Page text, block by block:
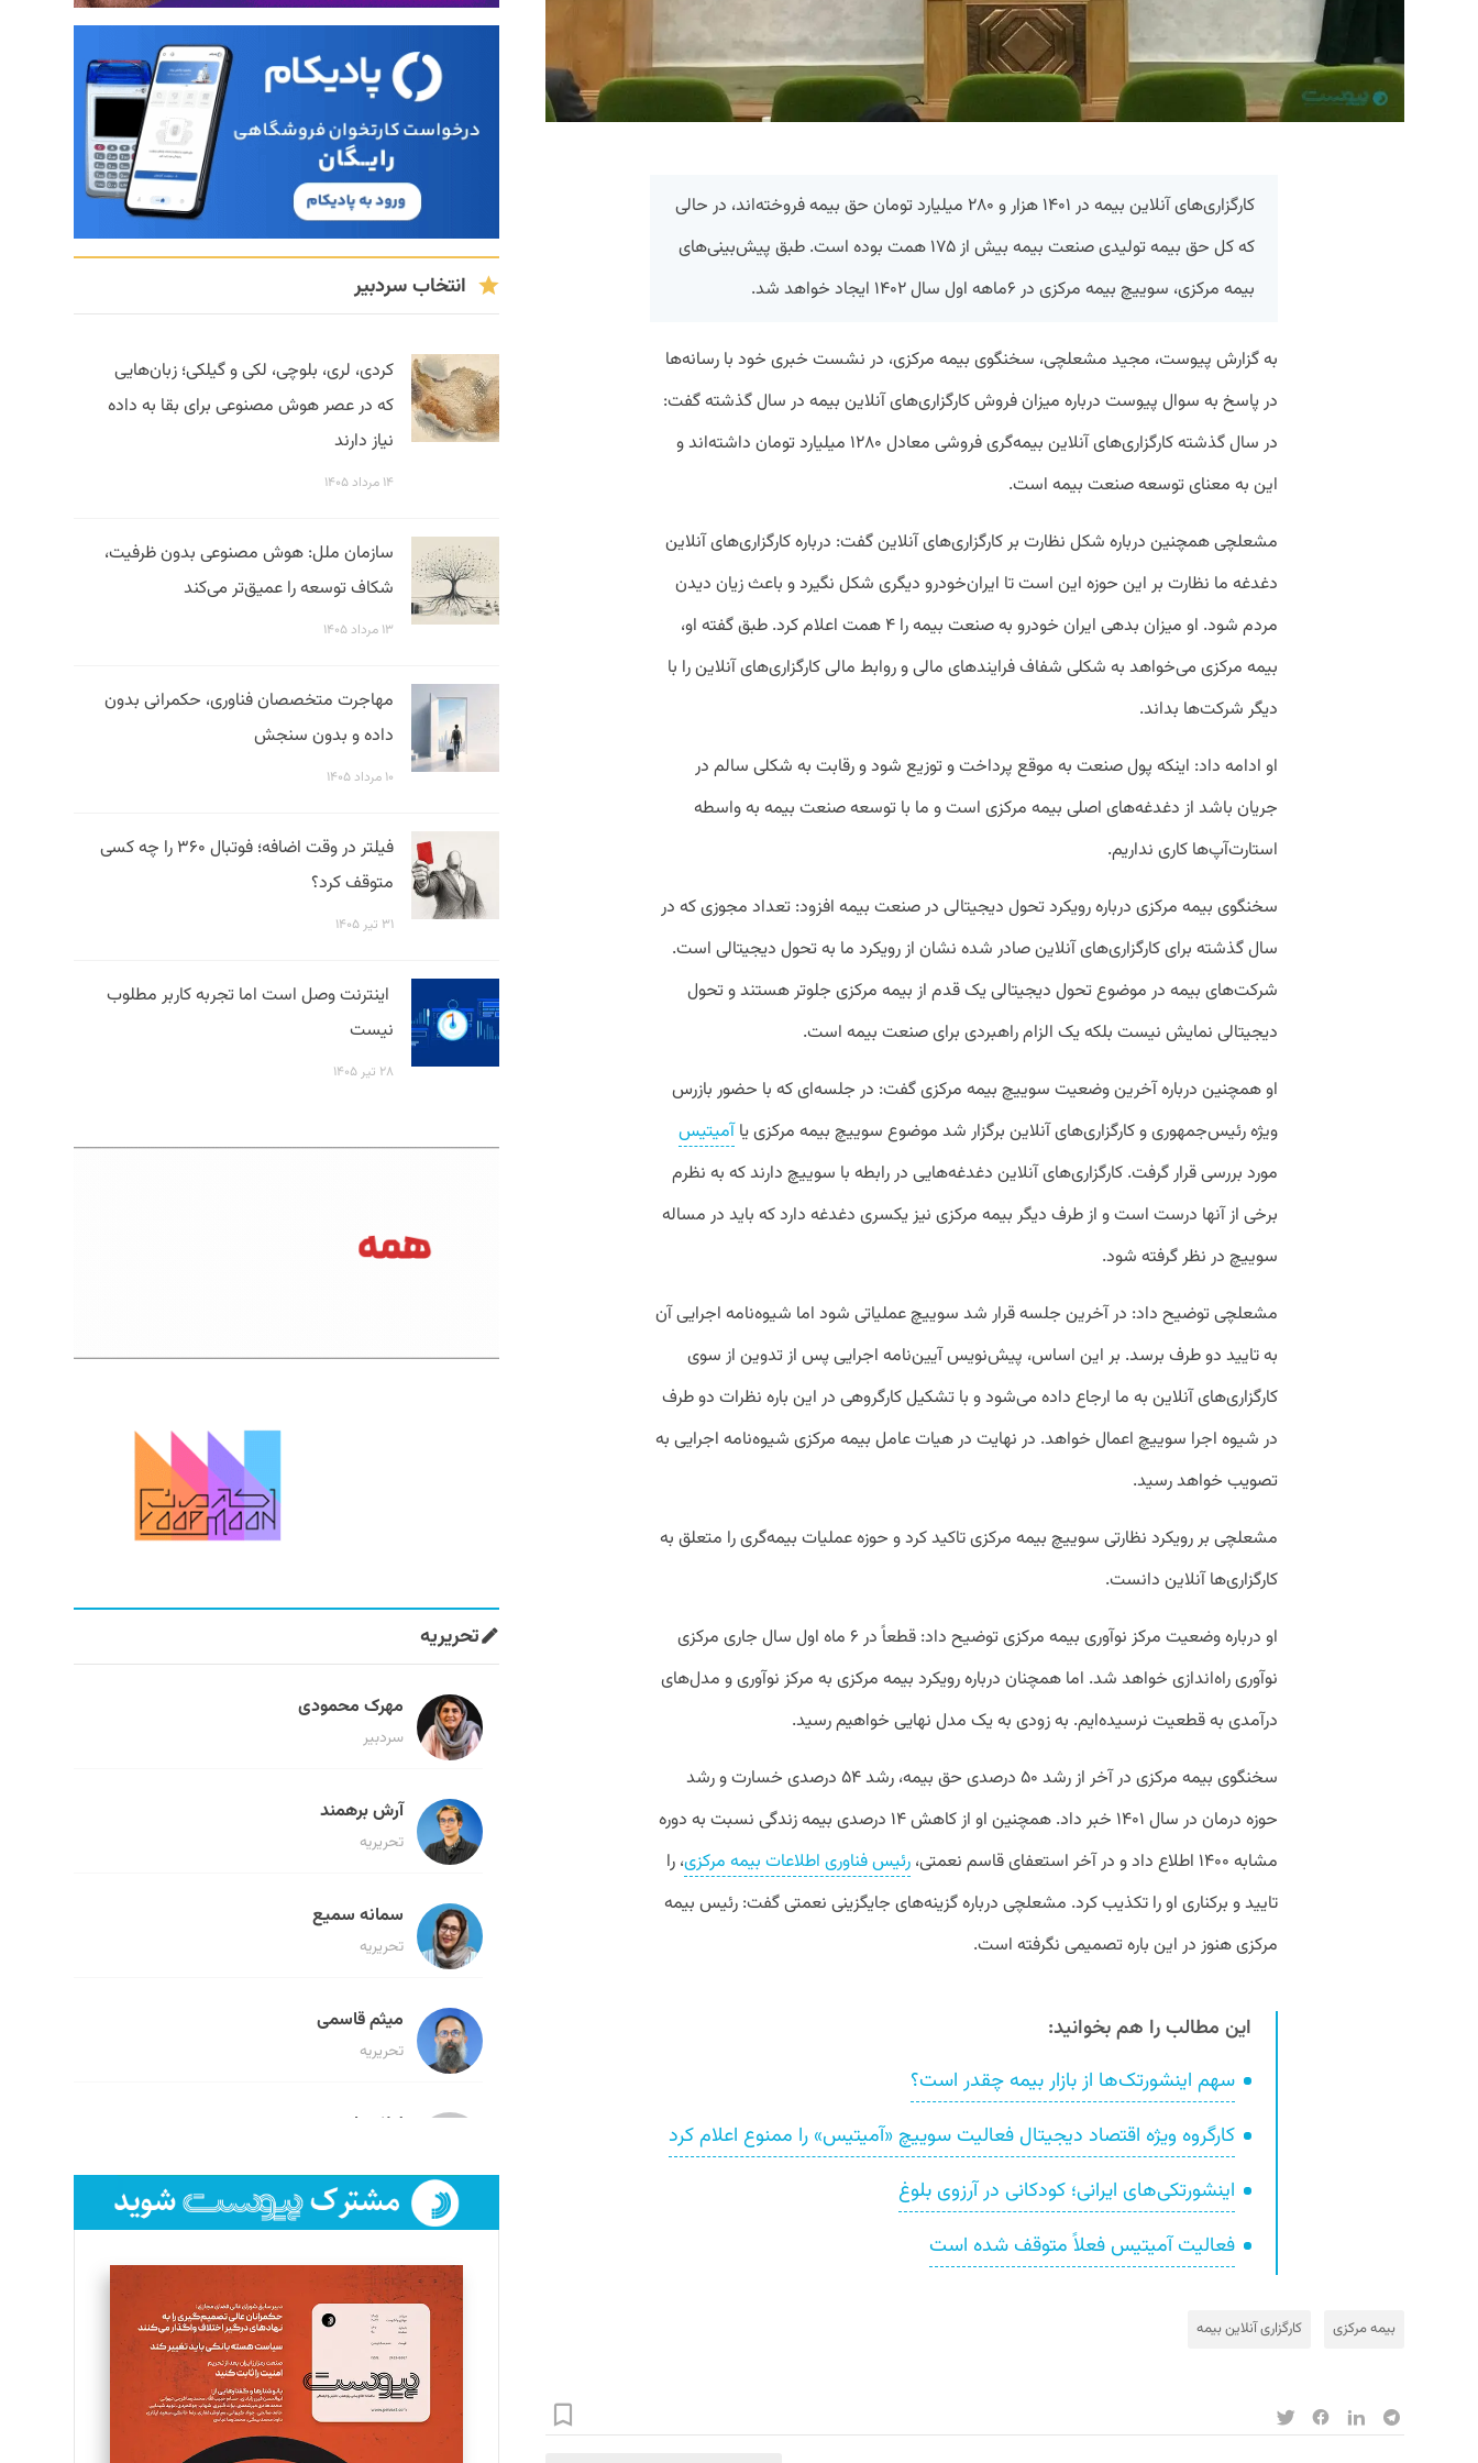
کارگزاری‌های آنلاین بیمه در ۱۴۰۱ هزار و ۲۸۰ میلیارد تومان حق بیمه فروخته‌اند، در حالی
که کل حق بیمه تولیدی صنعت بیمه بیش از ۱۷۵ همت بوده است. طبق پیش‌بینی‌های
بیمه مرکزی، سوییچ بیمه مرکزی در ۶ماهه اول سال ۱۴۰۲ ایجاد خواهد شد.
به گزارش پیوست، مجید مشعلچی، سخنگوی بیمه مرکزی، در نشست خبری خود با رسانه‌ها
در پاسخ به سوال پیوست درباره میزان فروش کارگزاری‌های آنلاین بیمه در سال گذشته گفت:
در سال گذشته کارگزاری‌های آنلاین بیمه‌گری فروشی معادل ۱۲۸۰ میلیارد تومان داشته‌اند و
این به معنای توسعه صنعت بیمه است.
مشعلچی همچنین درباره شکل نظارت بر کارگزاری‌های آنلاین گفت: درباره کارگزاری‌های آنلاین
دغدغه ما نظارت بر این حوزه این است تا ایران‌خودرو دیگری شکل نگیرد و باعث زیان دیدن
مردم شود. او میزان بدهی ایران خودرو به صنعت بیمه را ۴ همت اعلام کرد. طبق گفته او،
بیمه مرکزی می‌خواهد به شکلی شفاف فرایندهای مالی و روابط مالی کارگزاری‌های آنلاین را با
دیگر شرکت‌ها بداند.
او ادامه داد: اینکه پول صنعت به موقع پرداخت و توزیع شود و رقابت به شکلی سالم در
جریان باشد از دغدغه‌های اصلی بیمه مرکزی است و ما با توسعه صنعت بیمه به واسطه
استارت‌آپ‌ها کاری نداریم.
سخنگوی بیمه مرکزی درباره رویکرد تحول دیجیتالی در صنعت بیمه افزود: تعداد مجوزی که در
سال گذشته برای کارگزاری‌های آنلاین صادر شده نشان از رویکرد ما به تحول دیجیتالی است.
شرکت‌های بیمه در موضوع تحول دیجیتالی یک قدم از بیمه مرکزی جلوتر هستند و تحول
دیجیتالی نمایش نیست بلکه یک الزام راهبردی برای صنعت بیمه است.
او همچنین درباره آخرین وضعیت سوییچ بیمه مرکزی گفت: در جلسه‌ای که با حضور بازرس
ویژه رئیس‌جمهوری و کارگزاری‌های آنلاین برگزار شد موضوع سوییچ بیمه مرکزی یاآمیتیس
مورد بررسی قرار گرفت. کارگزاری‌های آنلاین دغدغه‌هایی در رابطه با سوییچ دارند که به نظرم
برخی از آنها درست است و از طرف دیگر بیمه مرکزی نیز یکسری دغدغه دارد که باید در مساله
سوییچ در نظر گرفته شود.
مشعلچی توضیح داد: در آخرین جلسه قرار شد سوییچ عملیاتی شود اما شیوه‌نامه اجرایی آن
به تایید دو طرف برسد. بر این اساس، پیش‌نویس آیین‌نامه اجرایی پس از تدوین از سوی
کارگزاری‌های آنلاین به ما ارجاع داده می‌شود و با تشکیل کارگروهی در این باره نظرات دو طرف
در شیوه اجرا سوییچ اعمال خواهد. در نهایت در هیات عامل بیمه مرکزی شیوه‌نامه اجرایی به
تصویب خواهد رسید.
مشعلچی بر رویکرد نظارتی سوییچ بیمه مرکزی تاکید کرد و حوزه عملیات بیمه‌گری را متعلق به
کارگزاری‌ها آنلاین دانست.
او درباره وضعیت مرکز نوآوری بیمه مرکزی توضیح داد: قطعاً در ۶ ماه اول سال جاری مرکزی
نوآوری راه‌اندازی خواهد شد. اما همچنان درباره رویکرد بیمه مرکزی به مرکز نوآوری و مدل‌های
درآمدی به قطعیت نرسیده‌ایم. به زودی به یک مدل نهایی خواهیم رسید.
سخنگوی بیمه مرکزی در آخر از رشد ۵۰ درصدی حق بیمه، رشد ۵۴ درصدی خسارت و رشد
حوزه درمان در سال ۱۴۰۱ خبر داد. همچنین او از کاهش ۱۴ درصدی بیمه زندگی نسبت به دوره
مشابه ۱۴۰۰ اطلاع داد و در آخر استعفای قاسم نعمتی،
رئیس فناوری اطلاعات بیمه مرکزی، را
تایید و برکناری او را تکذیب کرد. مشعلچی درباره گزینه‌های جایگزینی نعمتی گفت: رئیس بیمه
مرکزی هنوز در این باره تصمیمی نگرفته است.
این مطالب را هم بخوانید:
سهم اینشورتک‌ها از بازار بیمه چقدر است؟
کارگروه ویژه اقتصاد دیجیتال فعالیت سوییچ «آمیتیس» را ممنوع اعلام کرد
اینشورتکی‌های ایرانی؛ کودکانی در آرزوی بلوغ
فعالیت آمیتیس فعلاً متوقف شده است
بیمه مرکزی کارگزاری آنلاین بیمه
انتخاب سردبیر
کردی، لری، بلوچی، لکی و گیلکی؛ زبان‌هایی
که در عصر هوش مصنوعی برای بقا به داده
نیاز دارند
۱۴ مرداد ۱۴۰۵
سازمان ملل: هوش مصنوعی بدون ظرفیت،
شکاف توسعه را عمیق‌تر می‌کند
۱۳ مرداد ۱۴۰۵
مهاجرت متخصصان فناوری، حکمرانی بدون
داده و بدون سنجش
۱۰ مرداد ۱۴۰۵
فیلتر در وقت اضافه؛ فوتبال ۳۶۰ را چه کسی
متوقف کرد؟
۳۱ تیر ۱۴۰۵
اینترنت وصل است اما تجربه کاربر مطلوب
نیست
۲۸ تیر ۱۴۰۵
تحریریه
مهرک محمودی
سردبیر
آرش برهمند
تحریریه
سمانه سمیع
تحریریه
میثم قاسمی
تحریریه
لیلا حنارود
فائزه فتحی رستمی
تحریریه
سروش کرمیان
تحریریه
مینا پاکدل